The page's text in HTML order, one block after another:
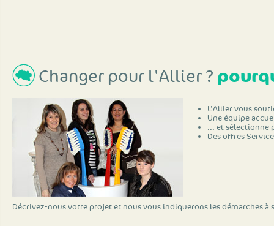
Changer pour l'Allier ?
L’Allier vous
Une équipe
... et sélectionne
Des offres
Décrivez-nous votre projet et nous vous indiquerons les démarches à